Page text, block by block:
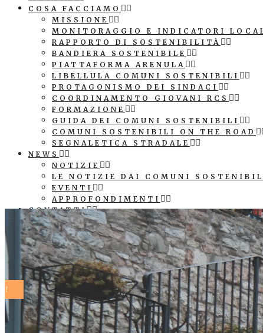
COSA FACCIAMO
MISSIONE
MONITORAGGIO E INDICATORI
RAPPORTO DI SOSTENIBILITÀ
BANDIERA SOSTENIBILE
PIATTAFORMA ARENULA
LIBELLULA COMUNI SOSTENIBILI
PROTAGONISMO DEI SINDACI
COORDINAMENTO GIOVANI RCS
FORMAZIONE
GUIDA DEI COMUNI SOSTENIBILI
COMUNI SOSTENIBILI ON THE ROAD
SEGNALETICA STRADALE
NEWS
NOTIZIE
LE NOTIZIE DAI COMUNI
EVENTI
APPROFONDIMENTI
CONTATTI
COMUNICAZIONE
PATROCINIO E LOGO ASSOCIAZIONE
SEGNALETICA STRADALE COMUNE
CUBI AGENDA 2030
COMUNI SOSTENIBILI ON THE ROAD